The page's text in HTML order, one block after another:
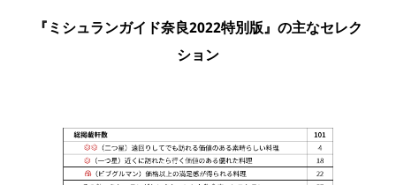
『ミシュランガイド奈良2022特別版』の主なセレク
ション